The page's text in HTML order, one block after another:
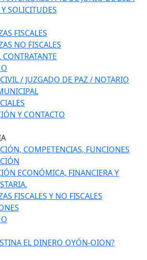
SOLICITUDES
FISCALES
NO FISCALES
CONTRATANTE
/ JUZGADO DE PAZ / NOTARIO
Y CONTACTO
COMPETENCIAS, FUNCIONES
ECONÓMICA, FINANCIERA Y
FISCALES Y NO FISCALES
EL DINERO OYÓN-OION?